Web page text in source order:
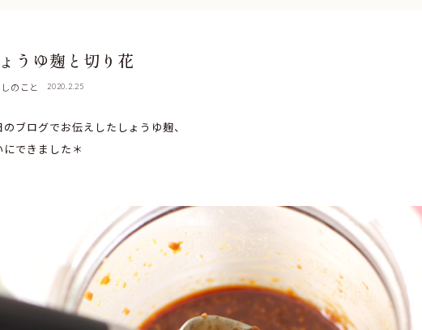
うゆ麹と切り花
のこと 2020.2.25
のブログでお伝えしたしょうゆ麹、
にできました＊